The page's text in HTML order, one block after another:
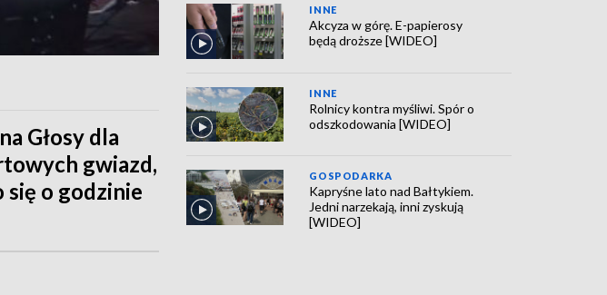
Głosy dla
gwiazd,
się o godzinie
INNE
Akcyza w górę. E-papierosy
będą droższe [WIDEO]
INNE
Rolnicy kontra myśliwi. Spór o
odszkodowania [WIDEO]
GOSPODARKA
Kapryśne lato nad Bałtykiem.
Jedni narzekają, inni zyskują
[WIDEO]